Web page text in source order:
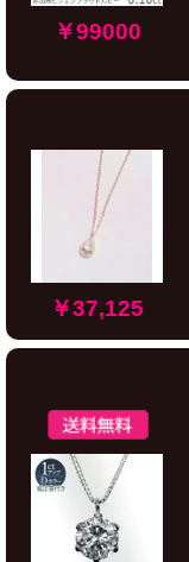
￥99000
￥37,125